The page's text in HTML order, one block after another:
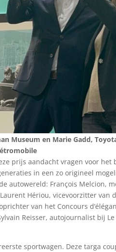
Museum en Marie Gadd,
prijs aandacht vragen voor het
in een zo origineel
autowereld: François Melcion,
Hériou, vicevoorzitter van
van het Concours
Reisser, autojournalist bij
sportwagen. Deze targa